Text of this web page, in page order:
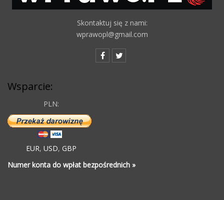
Skontaktuj się z nami:
wprawopl@gmail.com
Wsparcie:
PLN:
EUR, USD, GBP
Numer konta do wpłat bezpośrednich »